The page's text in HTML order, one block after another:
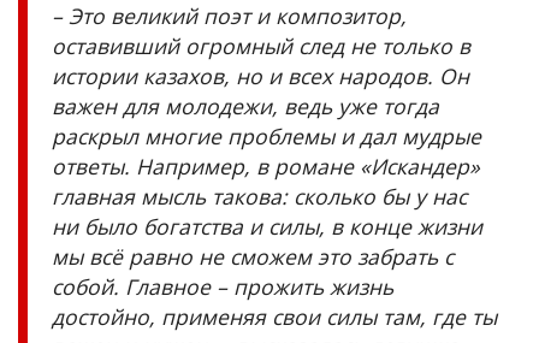
– Это великий поэт и композитор,
оставивший огромный след не только в
истории казахов, но и всех народов. Он
важен для молодежи, ведь уже тогда
раскрыл многие проблемы и дал мудрые
ответы. Например, в романе «Искандер»
главная мысль такова: сколько бы у нас
ни было богатства и силы, в конце жизни
мы всё равно не сможем это забрать с
собой. Главное – прожить жизнь
достойно, применяя свои силы там, где ты